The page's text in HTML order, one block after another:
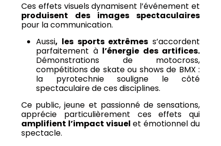
Ces effets visuels dynamisent l’événement et
produisent des images spectaculaires
pour la communication.
Aussi, les sports extrêmes s’accordent
parfaitement à l’énergie des artifices.
Démonstrations de motocross,
compétitions de skate ou shows de BMX :
la pyrotechnie souligne le côté
spectaculaire de ces disciplines.
Ce public, jeune et passionné de sensations,
apprécie particulièrement ces effets qui
amplifient l’impact visuel et émotionnel du
spectacle.